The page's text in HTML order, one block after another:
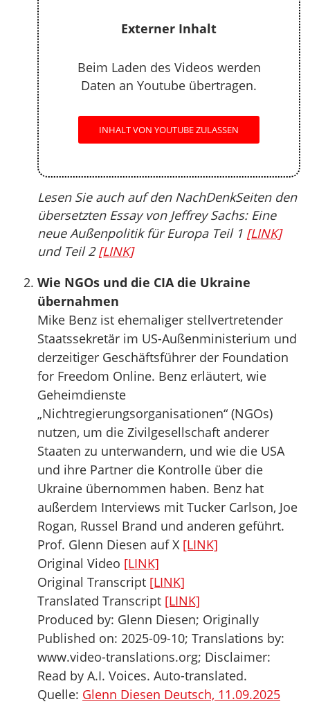
Externer Inhalt
Beim Laden des Videos werden
Daten an Youtube übertragen.
INHALT VON YOUTUBE ZULASSEN
Lesen Sie auch auf den NachDenkSeiten den
übersetzten Essay von Jeffrey Sachs: Eine
neue Außenpolitik für Europa Teil 1 [LINK]
und Teil 2[LINK]
Wie NGOs und die CIA die Ukraine
übernahmen
Mike Benz ist ehemaliger stellvertretender
Staatssekretär im US-Außenministerium und
derzeitiger Geschäftsführer der Foundation
for Freedom Online. Benz erläutert, wie
Geheimdienste
„Nichtregierungsorganisationen“ (NGOs)
nutzen, um die Zivilgesellschaft anderer
Staaten zu unterwandern, und wie die USA
und ihre Partner die Kontrolle über die
Ukraine übernommen haben. Benz hat
außerdem Interviews mit Tucker Carlson, Joe
Rogan, Russel Brand und anderen geführt.
Prof. Glenn Diesen auf X [LINK]
Original Video [LINK]
Original Transcript [LINK]
Translated Transcript [LINK]
Produced by: Glenn Diesen; Originally
Published on: 2025-09-10; Translations by:
www.video-translations.org; Disclaimer:
Read by A.I. Voices. Auto-translated.
Quelle: Glenn Diesen Deutsch, 11.09.2025